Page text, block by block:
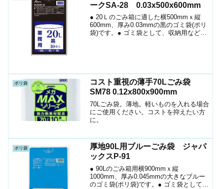
ークSA-28 0.03x500x600mm
● 20Ｌのごみ箱に適した横500mmｘ縦
600mm、厚み0.03mmの黒のゴミ袋(ポリ
袋)です。● ゴミ袋として、収納用など多
ポリ袋
コスト重視の薄手70Lごみ袋
SM78 0.12x800x900mm
70Lごみ袋。薄地。軽いものを入れる場合
にご使用ください。コストを抑えたい方
に。
ポリ袋
厚地90L用ブルーごみ袋 ジャパ
ックスP-91
● 90Lのごみ箱用横900mmｘ縦
1000mm、厚み0.045mmの大きなブルー
のゴミ袋(ポリ袋)です。● ゴミ袋として、